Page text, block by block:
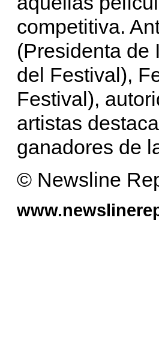
competitiva.
(Presidenta de
del Festival),
Festival),
artistas
ganadores de
© Newsline